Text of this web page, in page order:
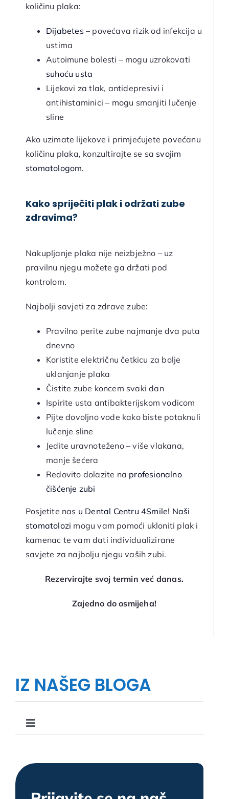
količinu plaka:
Dijabetes – povećava rizik od infekcija u
ustima
Autoimune bolesti – mogu uzrokovati
suhoću usta
Lijekovi za tlak, antidepresivi i
antihistaminici – mogu smanjiti lučenje
sline
Ako uzimate lijekove i primjećujete povećanu
količinu plaka, konzultirajte se sa svojim
stomatologom.
Kako spriječiti plak i održati zube
zdravima?
Nakupljanje plaka nije neizbježno – uz
pravilnu njegu možete ga držati pod
kontrolom.
Najbolji savjeti za zdrave zube:
Pravilno perite zube najmanje dva puta
dnevno
Koristite električnu četkicu za bolje
uklanjanje plaka
Čistite zube koncem svaki dan
Ispirite usta antibakterijskom vodicom
Pijte dovoljno vode kako biste potaknuli
lučenje sline
Jedite uravnoteženo – više vlakana,
manje šećera
Redovito dolazite na profesionalno
čišćenje zubi
Posjetite nas u Dental Centru 4Smile! Naši
stomatolozi mogu vam pomoći ukloniti plak i
kamenac te vam dati individualizirane
savjete za najbolju njegu vaših zubi.
Rezervirajte svoj termin već danas.
Zajedno do osmijeha!
IZ NAŠEG BLOGA
Toggle
Upute i savjeti u stomatologiji